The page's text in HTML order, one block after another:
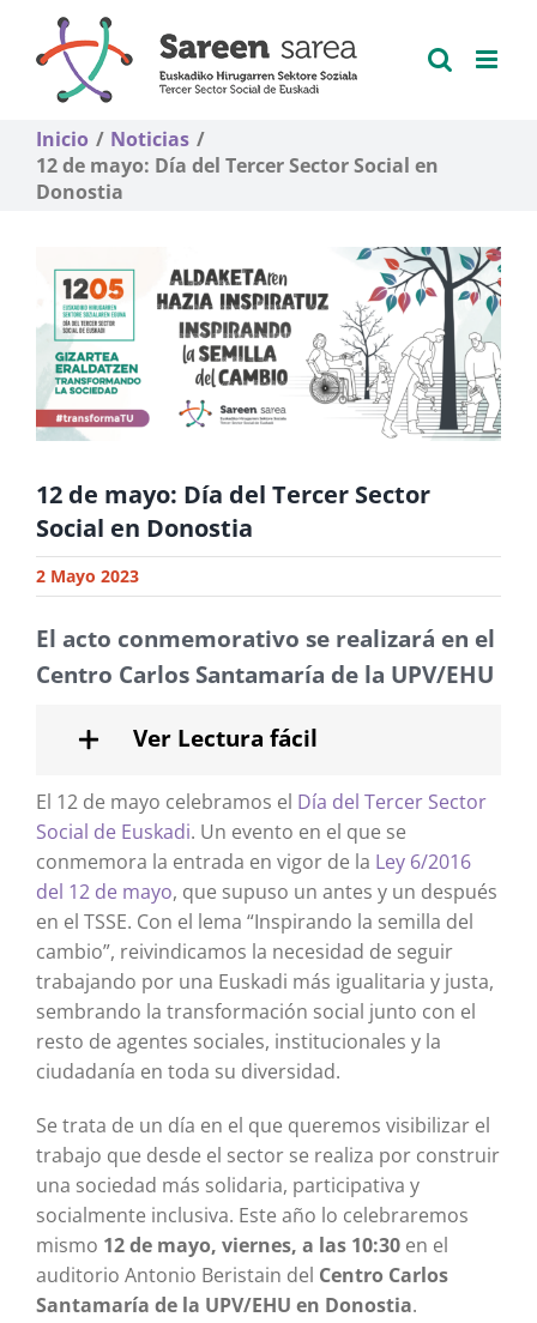
contenido
Inicio
Noticias
12 de mayo: Día del Tercer Sector Social en
Donostia
12 de mayo: Día del Tercer Sector
Social en Donostia
2 Mayo 2023
El acto conmemorativo se realizará en el
Centro Carlos Santamaría de la UPV/EHU
Ver Lectura fácil
El 12 de mayo celebramos el Día del Tercer Sector
Social de Euskadi. Un evento en el que se
conmemora la entrada en vigor de la Ley 6/2016
del 12 de mayo, que supuso un antes y un después
en el TSSE. Con el lema “Inspirando la semilla del
cambio”, reivindicamos la necesidad de seguir
trabajando por una Euskadi más igualitaria y justa,
sembrando la transformación social junto con el
resto de agentes sociales, institucionales y la
ciudadanía en toda su diversidad.
Se trata de un día en el que queremos visibilizar el
trabajo que desde el sector se realiza por construir
una sociedad más solidaria, participativa y
socialmente inclusiva. Este año lo celebraremos
mismo 12 de mayo, viernes, a las 10:30en el
auditorio Antonio Beristain del Centro Carlos
Santamaría de la UPV/EHU en Donostia.